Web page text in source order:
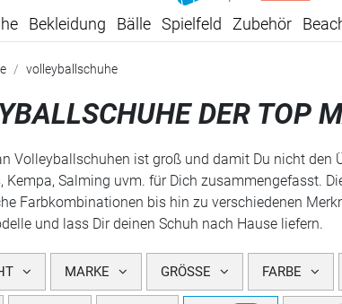
Bekleidung Bälle Spielfeld Zubehör
volleyballschuhe
DER TOP
Volleyballschuhen ist groß und damit Du nicht
Kempa, Salming uvm. für Dich zusammengefasst.
Farbkombinationen bis hin zu verschiedenen
und lass Dir deinen Schuh nach Hause liefern.
MARKE GRÖSSE FARBE